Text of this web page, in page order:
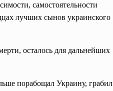
самостоятельности
лучших сынов украинского
осталось для дальнейших
порабощал Украину, грабил